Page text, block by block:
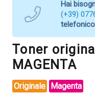
Hai
(+39)
telefonico
Toner
MAGENTA
Originale Magenta